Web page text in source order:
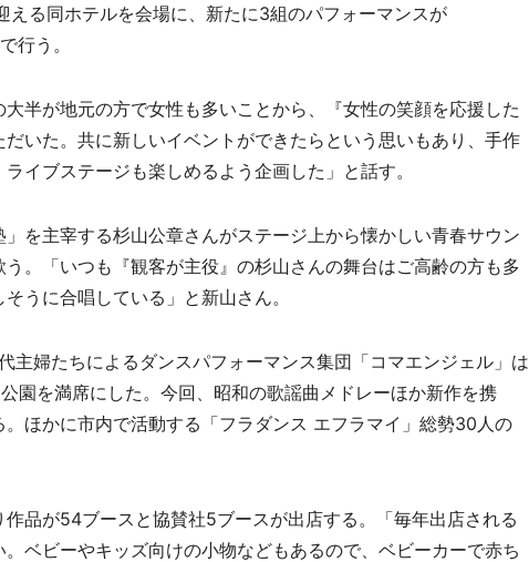
える同ホテルを会場に、新たに3組のパフォーマンスが
行う。
半が地元の方で女性も多いことから、『女性の笑顔を応援した
いた。共に新しいイベントができたらという思いもあり、手作
イブステージも楽しめるよう企画した」と話す。
を主宰する杉山公章さんがステージ上から懐かしい青春サウン
。「いつも『観客が主役』の杉山さんの舞台はご高齢の方も多
うに合唱している」と新山さん。
婦たちによるダンスパフォーマンス集団「コマエンジェル」は
園を満席にした。今回、昭和の歌謡曲メドレーほか新作を携
ほかに市内で活動する「フラダンス エフラマイ」総勢30人の
品が54ブースと協賛社5ブースが出店する。「毎年出店される
ベビーやキッズ向けの小物などもあるので、ベビーカーで赤ち